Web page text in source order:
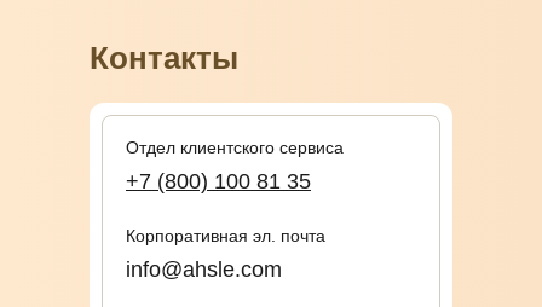
Контакты
Отдел клиентского сервиса
+7 (800) 100 81 35
Корпоративная эл. почта
info@ahsle.com